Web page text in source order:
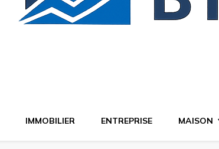
IMMOBILIER ENTREPRISE MAISON